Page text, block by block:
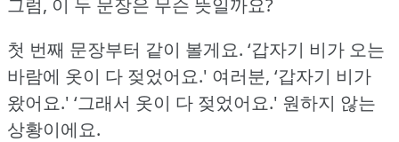
첫 번째 문장부터 같이 볼게요. ‘갑자기 비가 오는
바람에 옷이 다 젖었어요.' 여러분, ‘갑자기 비가
왔어요.' ‘그래서 옷이 다 젖었어요.' 원하지 않는
상황이에요.